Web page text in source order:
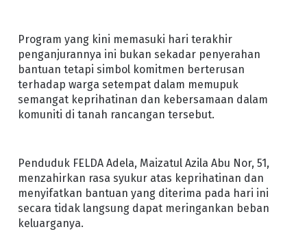
Program yang kini memasuki hari terakhir
penganjurannya ini bukan sekadar penyerahan
bantuan tetapi simbol komitmen berterusan
terhadap warga setempat dalam memupuk
semangat keprihatinan dan kebersamaan dalam
komuniti di tanah rancangan tersebut.
Penduduk FELDA Adela, Maizatul Azila Abu Nor, 51,
menzahirkan rasa syukur atas keprihatinan dan
menyifatkan bantuan yang diterima pada hari ini
secara tidak langsung dapat meringankan beban
keluarganya.